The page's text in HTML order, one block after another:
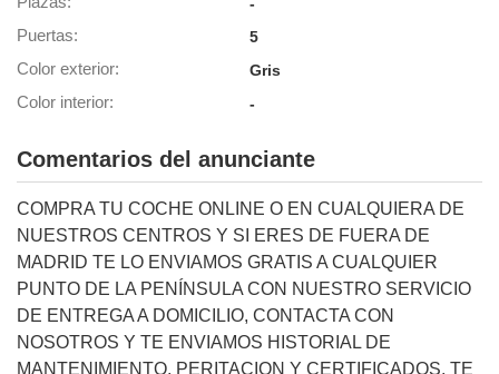
e
medición
servicios.
socios
-
Puertas 5
Color exterior Gris
Color interior -
Comentarios del anunciante
COMPRA TU COCHE ONLINE O EN CUALQUIERA DE
NUESTROS CENTROS Y SI ERES DE FUERA DE
MADRID TE LO ENVIAMOS GRATIS A CUALQUIER
PUNTO DE LA PENÍNSULA CON NUESTRO SERVICIO
DE ENTREGA A DOMICILIO, CONTACTA CON
NOSOTROS Y TE ENVIAMOS HISTORIAL DE
MANTENIMIENTO, PERITACION Y CERTIFICADOS, TE